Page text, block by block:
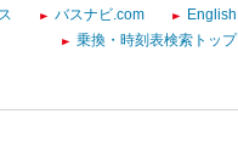
バスナビ.com
English
乗換・時刻表検索トップ